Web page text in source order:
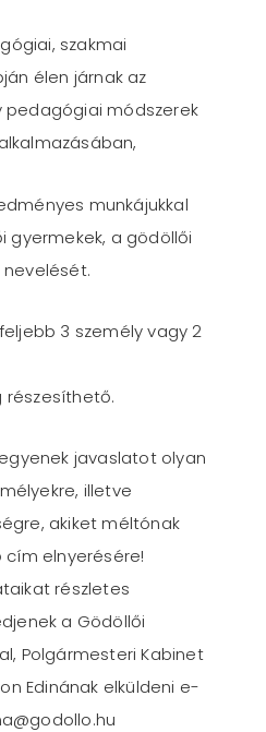
szakmai
élen járnak az
pedagógiai módszerek
munkájukkal
gyermekek, a gödöllői
3 személy vagy 2
részesíthető.
javaslatot olyan
illetve
akiket méltónak
elnyerésére!
részletes
a Gödöllői
Polgármesteri Kabinet
Edinának elküldeni e-